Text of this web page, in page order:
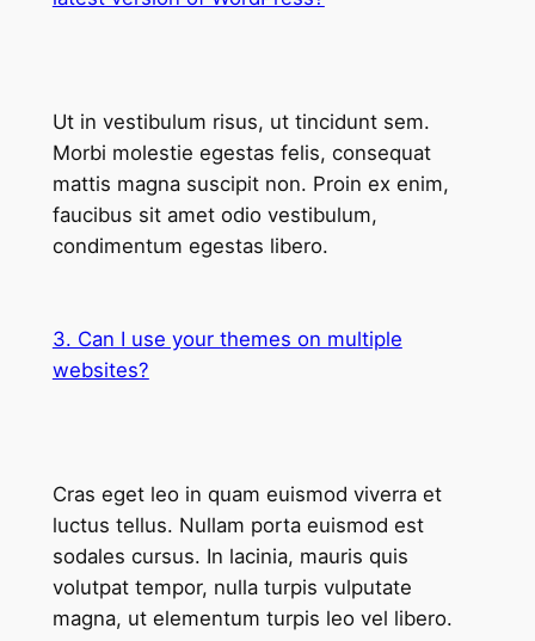
Ut in vestibulum risus, ut tincidunt sem.
Morbi molestie egestas felis, consequat
mattis magna suscipit non. Proin ex enim,
faucibus sit amet odio vestibulum,
condimentum egestas libero.
3. Can I use your themes on multiple
websites?
Cras eget leo in quam euismod viverra et
luctus tellus. Nullam porta euismod est
sodales cursus. In lacinia, mauris quis
volutpat tempor, nulla turpis vulputate
magna, ut elementum turpis leo vel libero.